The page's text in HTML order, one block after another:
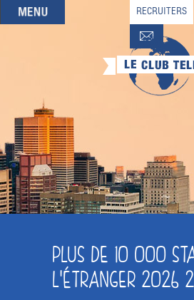
QUI SOMMES-
QUE CHERCHEZ-
NOS OFFRES
DEVENIR
RECRUITERS
PLUS DE 10 000
L'ÉTRANGER 2026